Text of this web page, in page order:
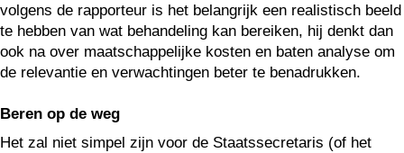
volgens de rapporteur is het belangrijk een realistisch beeld
te hebben van wat behandeling kan bereiken, hij denkt dan
ook na over maatschappelijke kosten en baten analyse om
de relevantie en verwachtingen beter te benadrukken.
Beren op de weg
Het zal niet simpel zijn voor de Staatssecretaris (of het